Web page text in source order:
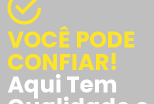
VOCÊ PODE
CONFIAR!
Aqui Tem